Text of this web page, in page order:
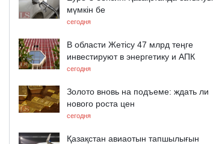
мүмкін бе
сегодня
В области Жетісу 47 млрд теңге
инвестируют в энергетику и АПК
сегодня
Золото вновь на подъеме: ждать ли
нового роста цен
сегодня
Қазақстан авиаотын тапшылығын